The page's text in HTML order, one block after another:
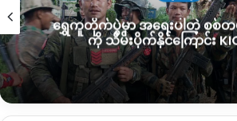
“သူတို့အစိုးရအနေနဲ့လုပ်ဆောင်လာလိမ့်မယ်။
ဘာမှမသိဘူး။ သူတို့ဘက်ပိုင်းကျတော့ဘ
ကျွန်တော်တို့လုပ်ရမည့်ဟာတွေကိုပဲ ကျွန်တ
မယ်၊ သူတို့နဲ့တော့မထပ်အောင်တော့လုပ်တယ်။
သိက္ခာတော်ရဆရာ ခလမ်ဆမ်ဆွန်က ပြော
ရွှေကူတိုက်ပွဲမှာ အရေးပါတဲ့ စစ်တ
ကို သိမ်းပိုက်နိုင်ကြောင်း